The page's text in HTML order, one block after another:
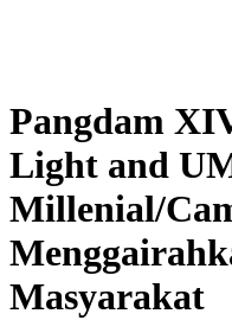
Pangdam
Light and
Millenial/
Masyarakat